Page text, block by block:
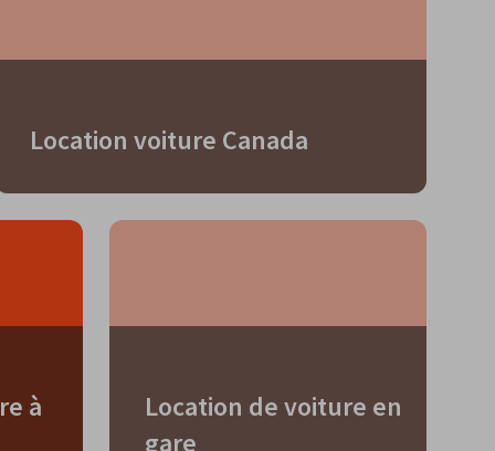
Location voiture Canada
à
Location de voiture en
gare